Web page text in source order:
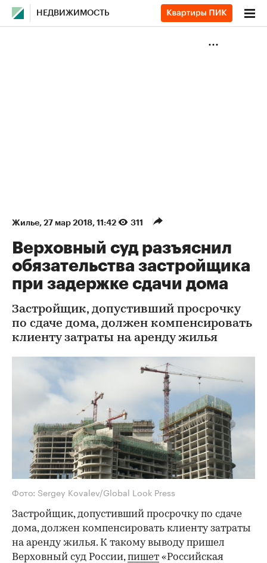
НЕДВИЖИМОСТЬ
Жилье⁠, 27 мар 2018, 11:42 311
Верховный суд разъяснил
обязательства застройщика
при задержке сдачи дома
Застройщик, допустивший просрочку
по сдаче дома, должен компенсировать
клиенту затраты на аренду жилья
Фото: Sergey Kovalev/Global Look Press
Застройщик, допустивший просрочку по сдаче
дома, должен компенсировать клиенту затраты
на аренду жилья. К такому выводу пришел
Верховный суд России,пишет «Российская